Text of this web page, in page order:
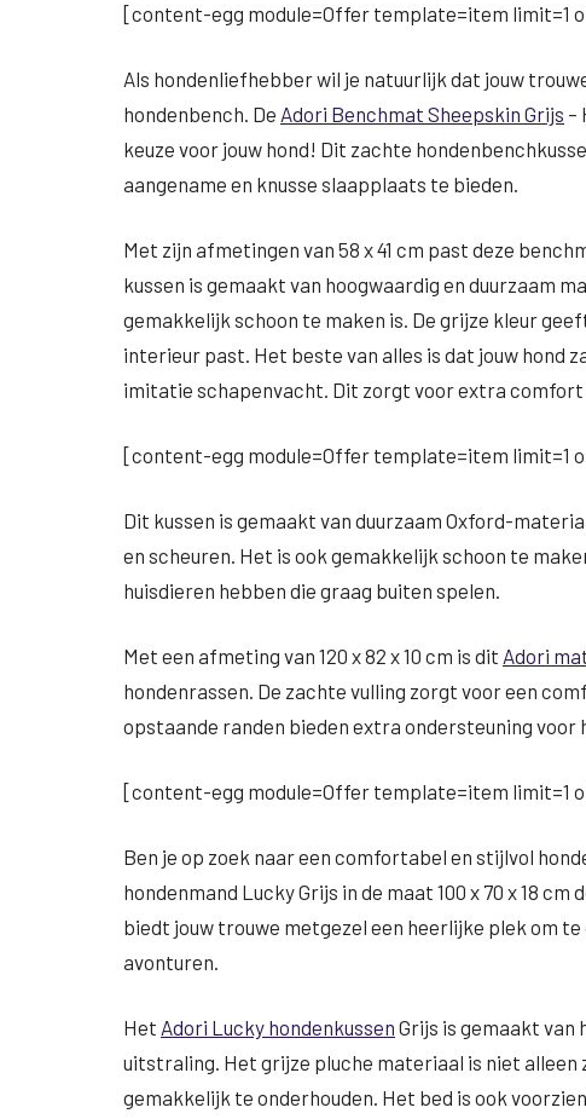
[content-egg module=Offer template=item limit=1
Als hondenliefhebber wil je natuurlijk dat jouw
hondenbench. De Adori Benchmat Sheepskin Grijs –
keuze voor jouw hond! Dit zachte
aangename en knusse slaapplaats te bieden.
Met zijn afmetingen van 58 x 41 cm past deze
kussen is gemaakt van hoogwaardig en duurzaam
gemakkelijk schoon te maken is. De grijze kleur
interieur past. Het beste van alles is dat jouw hond
imitatie schapenvacht. Dit zorgt voor extra comfort
[content-egg module=Offer template=item limit=1
Dit kussen is gemaakt van duurzaam Oxford-
en scheuren. Het is ook gemakkelijk schoon te
huisdieren hebben die graag buiten spelen.
Met een afmeting van 120 x 82 x 10 cm is dit Adori
hondenrassen. De zachte vulling zorgt voor een
opstaande randen bieden extra ondersteuning voor
[content-egg module=Offer template=item limit=1
Ben je op zoek naar een comfortabel en stijlvol
hondenmand Lucky Grijs in de maat 100 x 70 x 18
biedt jouw trouwe metgezel een heerlijke plek om
avonturen.
Het Adori Lucky hondenkussen Grijs is gemaakt van
uitstraling. Het grijze pluche materiaal is niet
gemakkelijk te onderhouden. Het bed is ook